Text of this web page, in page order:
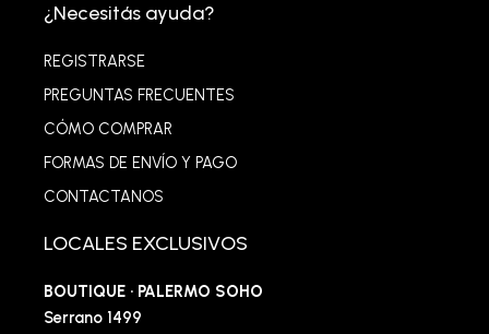
¿Necesitás ayuda?
REGISTRARSE
PREGUNTAS FRECUENTES
CÓMO COMPRAR
FORMAS DE ENVÍO Y PAGO
CONTACTANOS
LOCALES EXCLUSIVOS
BOUTIQUE · PALERMO SOHO
Serrano 1499